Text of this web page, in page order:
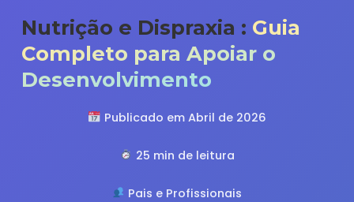
Nutrição e Dispraxia : Guia
Completo para Apoiar o
Desenvolvimento
Publicado em Abril de 2026
25 min de leitura
Pais e Profissionais